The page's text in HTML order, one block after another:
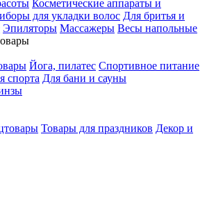
Косметические аппараты и
для укладки волос Для бритья и
Эпиляторы Массажеры Весы напольные
Йога, пилатес Спортивное питание
спорта Для бани и сауны
Товары для праздников Декор и